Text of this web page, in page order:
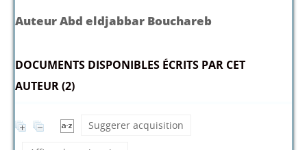
Auteur Abd eldjabbar Bouchareb
DOCUMENTS DISPONIBLES ÉCRITS PAR CET
AUTEUR (2)
Suggerer acquisition